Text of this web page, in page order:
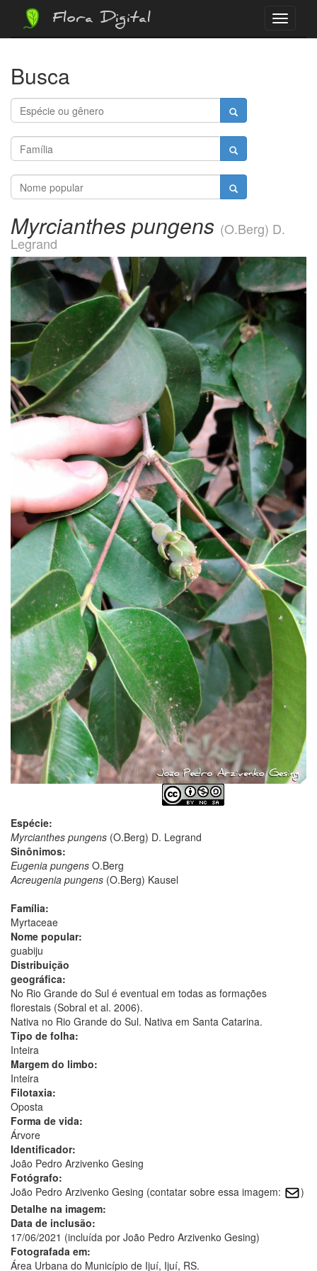
Menu
Flora Digital
Busca
Myrcianthes pungens (O.Berg) D.
Legrand
Espécie:
Myrcianthes pungens (O.Berg) D. Legrand
Sinônimos:
Eugenia pungens O.Berg
Acreugenia pungens (O.Berg) Kausel
Família:
Myrtaceae
Nome popular:
guabiju
Distribuição
geográfica:
No Rio Grande do Sul é eventual em todas as formações
florestais (Sobral et al. 2006).
Nativa no Rio Grande do Sul. Nativa em Santa Catarina.
Tipo de folha:
Inteira
Margem do limbo:
Inteira
Filotaxia:
Oposta
Forma de vida:
Árvore
Identificador:
João Pedro Arzivenko Gesing
Fotógrafo:
João Pedro Arzivenko Gesing (contatar sobre essa imagem:
)
Detalhe na imagem:
Data de inclusão:
17/06/2021 (incluída por João Pedro Arzivenko Gesing)
Fotografada em:
Área Urbana do Município de Ijuí, Ijuí, RS.